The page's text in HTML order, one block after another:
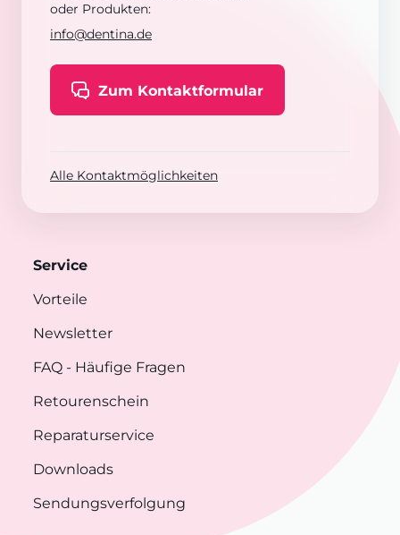
oder Produkten:
info@dentina.de
Zum Kontaktformular
Alle Kontaktmöglichkeiten
Service
Vorteile
Newsletter
FAQ - Häufige Fragen
Retourenschein
Reparaturservice
Downloads
Sendungsverfolgung